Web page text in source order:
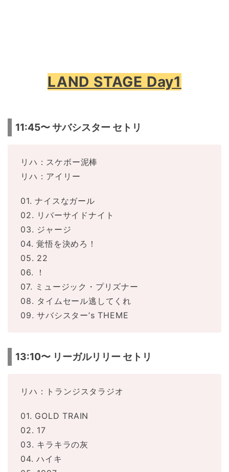
LAND STAGE Day1
11:45〜 サバシスター セトリ
リハ：スケボー泥棒
リハ：アイリー
01. ナイスなガール
02. リバーサイドナイト
03. ジャージ
04. 覚悟を決めろ！
05. 22
06. ！
07. ミュージック・プリズナー
08. タイムセール逃してくれ
09. サバシスター’s THEME
13:10〜 リーガルリリー セトリ
リハ：トランジスタラジオ
01. GOLD TRAIN
02. 17
03. キラキラの灰
04. ハイキ